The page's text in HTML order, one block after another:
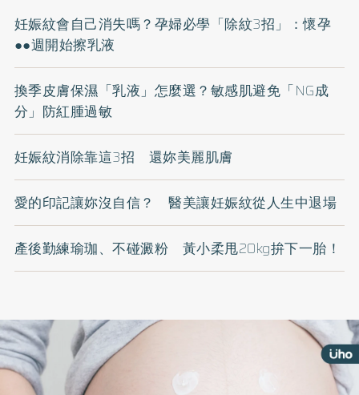
妊娠紋會自己消失嗎？孕婦必學「除紋3招」：懷孕
●●週開始擦乳液
換季皮膚保濕「乳液」怎麼選？敏感肌避免「NG成
分」防紅腫過敏
妊娠紋消除靠這3招 還妳美麗肌膚
愛的印記讓妳沒自信？ 醫美讓妊娠紋從人生中退場
產後勤練瑜珈、不碰澱粉 黃小柔甩20kg拚下一胎！